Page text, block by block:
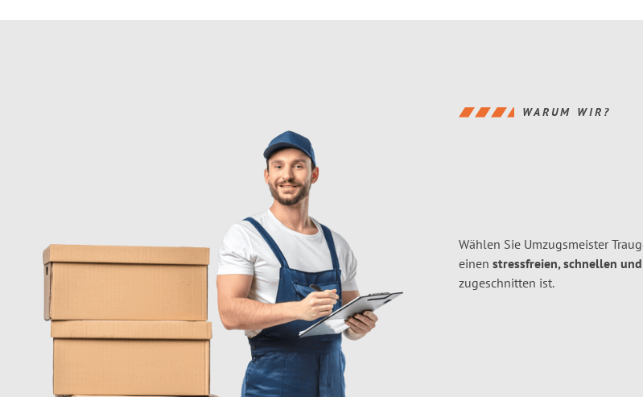
WARUM WIR?
Wählen Sie Umzugsmeister
einen stressfreien, schnellen
zugeschnitten ist.